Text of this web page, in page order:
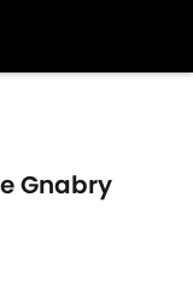
Gnabry